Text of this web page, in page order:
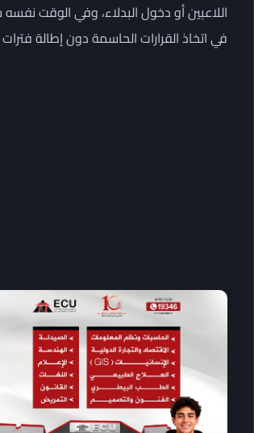
اللاعبين أو دخول البدلاء، وفي الوقت
في اتخاذ القرارات الحاسمة دون إطالة